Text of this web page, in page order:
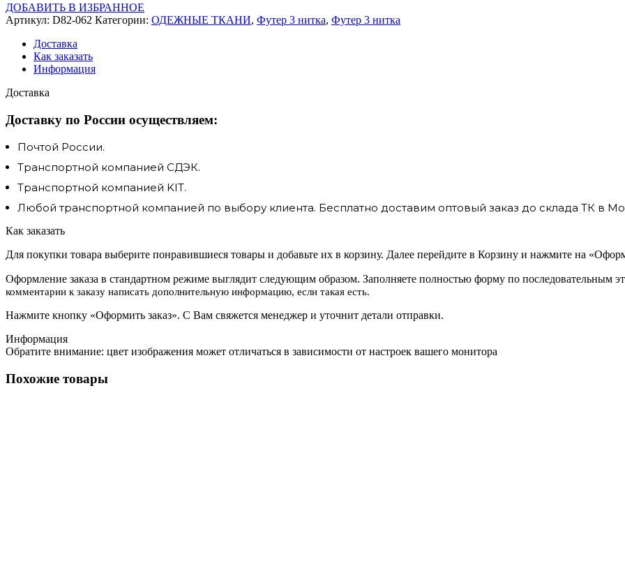
ДОБАВИТЬ В ИЗБРАННОЕ
Артикул: D82-062 Категории: ОДЕЖНЫЕ ТКАНИ, Футер 3 нитка, Футер 3 нитка
Доставка
Как заказать
Информация
Доставка
Доставку по России осуществляем:
Почтой России.
Транспортной компанией СДЭК.
Транспортной компанией KIT.
Любой транспортной компанией по выбору клиента. Бесплатно доставим оптовый заказ до склада ТК в
Как заказать
Для покупки товара выберите понравившиеся товары и добавьте их в корзину. Далее перейдите в Корзину и нажмите на
Оформление заказа в стандартном режиме выглядит следующим образом. Заполняете полностью форму по последовательным
комментарии к заказу написать дополнительную информацию, если такая есть.
Нажмите кнопку «Оформить заказ». С Вам свяжется менеджер и уточнит детали отправки.
Информация
Обратите внимание: цвет изображения может отличаться в зависимости от настроек вашего монитора
Похожие товары